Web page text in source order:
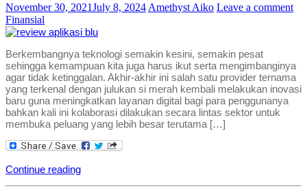
November 30, 2021July 8, 2024 Amethyst Aiko Leave a comment
Finansial
Berkembangnya teknologi semakin kesini, semakin pesat
sehingga kemampuan kita juga harus ikut serta mengimbanginya
agar tidak ketinggalan. Akhir-akhir ini salah satu provider ternama
yang terkenal dengan julukan si merah kembali melakukan inovasi
baru guna meningkatkan layanan digital bagi para penggunanya
bahkan kali ini kolaborasi dilakukan secara lintas sektor untuk
membuka peluang yang lebih besar terutama […]
Continue reading